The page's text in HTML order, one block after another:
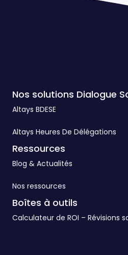
Nos solutions Dialogue
Altays BDESE
Altays Heures De Délégations
Ressources
Blog & Actualités
Nos ressources
Boîtes à outils
Calculateur de ROI – Révisions